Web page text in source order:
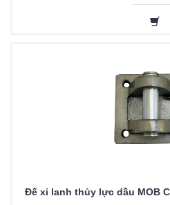
Đế xi lanh thủy lực dầu MOB